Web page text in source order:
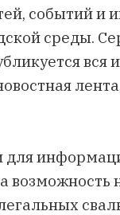
событий и
среды.
для
возможность